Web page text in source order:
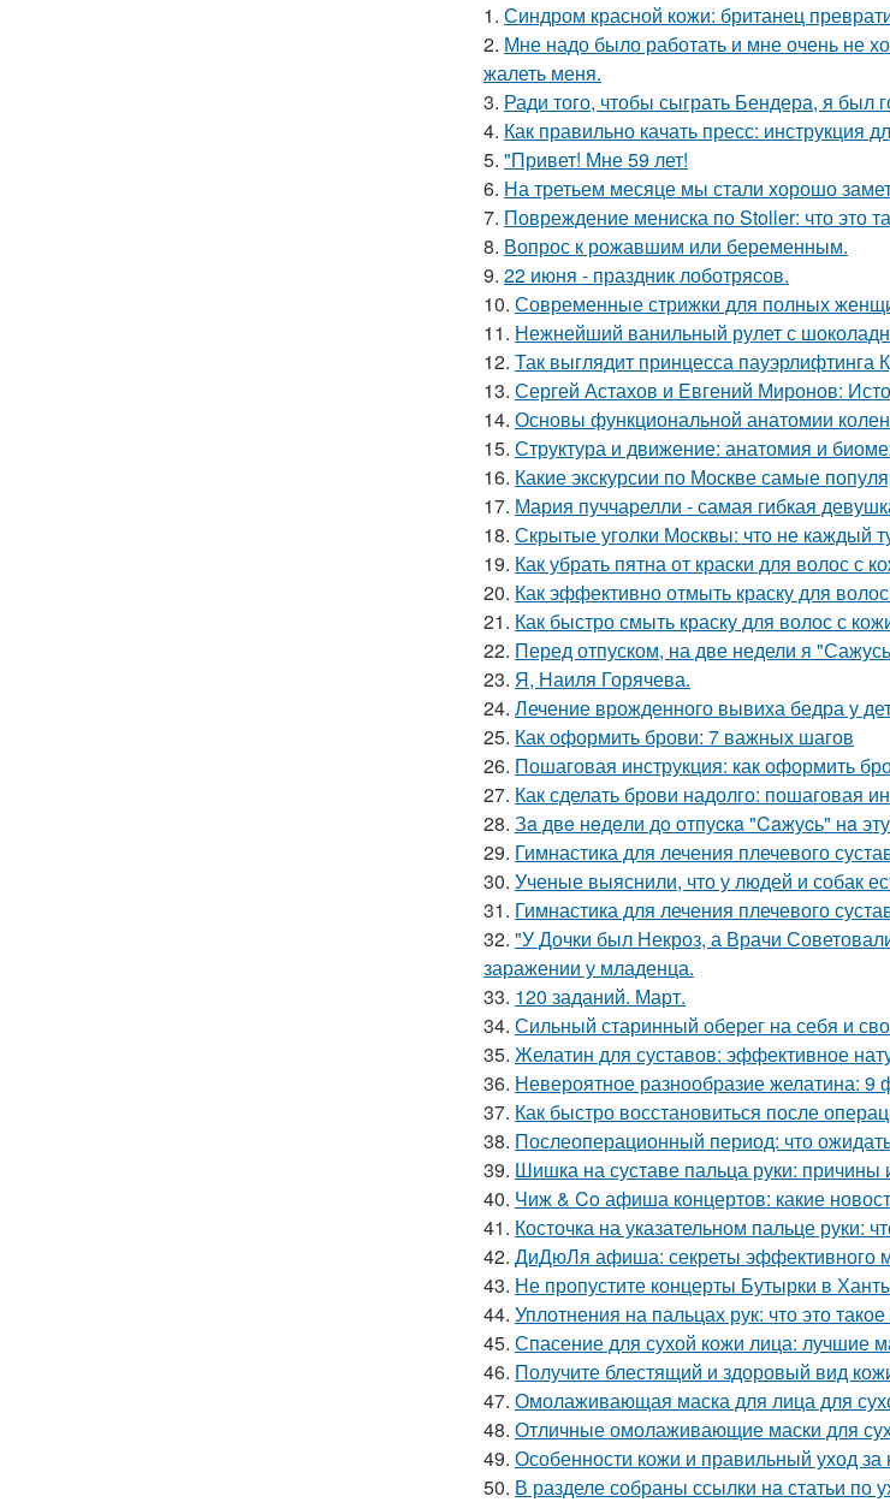
1. Синдром красной кожи: британец
2. Мне надо было работать и мне очень не
жалеть меня.
3. Ради того, чтобы сыграть Бендера, я был
4. Как правильно качать пресс: инструкция
5. "Привет! Мне 59 лет!
6. На третьем месяце мы стали хорошо
7. Повреждение мениска по Stoller: что это
8. Вопрос к рожавшим или беременным.
9. 22 июня - праздник лоботрясов.
10. Современные стрижки для полных
11. Нежнейший ванильный рулет с
12. Так выглядит принцесса пауэрлифтинга
13. Сергей Астахов и Евгений Миронов:
14. Основы функциональной анатомии
15. Структура и движение: анатомия и
16. Какие экскурсии по Москве самые
17. Мария пуччарелли - самая гибкая
18. Скрытые уголки Москвы: что не каждый
19. Как убрать пятна от краски для волос с
20. Как эффективно отмыть краску для
21. Как быстро смыть краску для волос с
22. Перед отпуском, на две недели я
23. Я, Наиля Горячева.
24. Лечение врожденного вывиха бедра у
25. Как оформить брови: 7 важных шагов
26. Пошаговая инструкция: как оформить
27. Как сделать брови надолго: пошаговая
28. Зa двe нeдeли дo oтпуcкa "Caжуcь" нa
29. Гимнастика для лечения плечевого
30. Ученые выяснили, что у людей и собак
31. Гимнастика для лечения плечевого
32. "У Дочки был Некроз, а Врачи
заражении у младенца.
33. 120 заданий. Март.
34. Сильный старинный оберег на себя и
35. Желатин для суставов: эффективное
36. Невероятное разнообразие желатина: 9
37. Как быстро восстановиться после
38. Послеоперационный период: что
39. Шишка на суставе пальца руки: причины
40. Чиж & Co афиша концертов: какие
41. Косточка на указательном пальце руки:
42. ДиДюЛя афиша: секреты эффективного
43. Не пропустите концерты Бутырки в
44. Уплотнения на пальцах рук: что это
45. Спасение для сухой кожи лица: лучшие
46. Получите блестящий и здоровый вид
47. Омолаживающая маска для лица для
48. Отличные омолаживающие маски для
49. Особенности кожи и правильный уход
50. В разделе собраны ссылки на статьи по